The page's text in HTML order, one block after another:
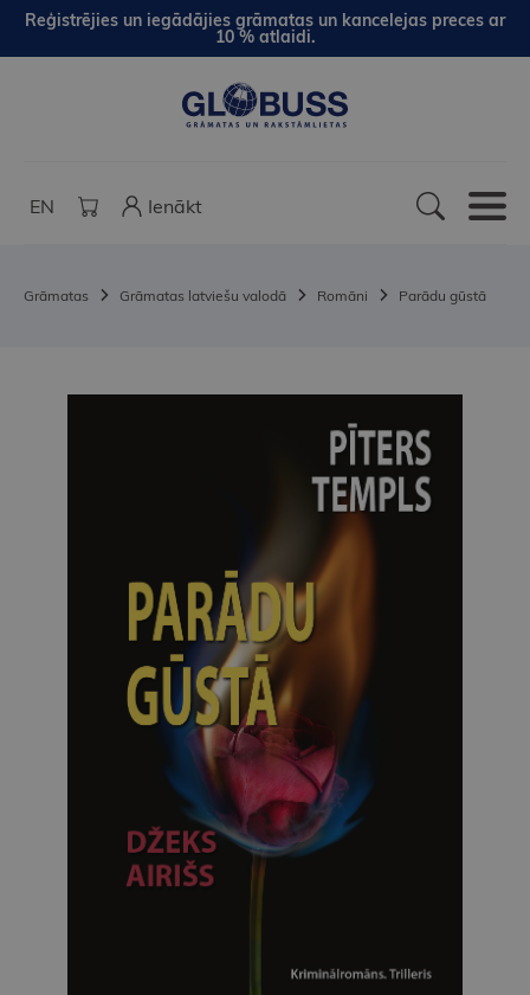
Reģistrējies un iegādājies grāmatas un kancelejas preces ar
10 % atlaidi.
EN Ienākt
Grāmatas Grāmatas latviešu valodā Romāni Parādu gūstā